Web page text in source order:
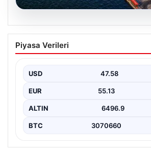
05.08.2026
İzmir’de Basketbolun Yeni
Arashi Sports Academy
ettiren Arashi Sports Academy,
Piyasa Verileri
USD 47.58
EUR 55.13
ALTIN 6496.9
BTC 3070660